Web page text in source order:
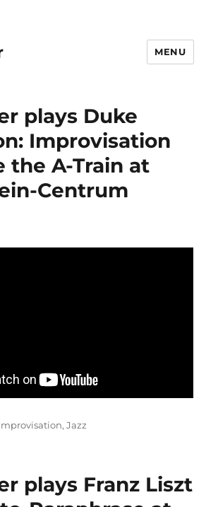
MENU
plays Duke
Improvisation
the A-Train at
Centrum
,Jazz
plays Franz Liszt